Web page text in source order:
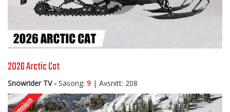
2026 Arctic Cat
Snowrider TV - Säsong: 9 | Avsnitt: 208